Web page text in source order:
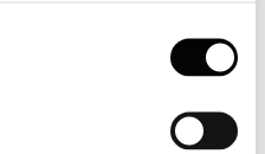
2026: l'intervista al
Lorenzo Poli